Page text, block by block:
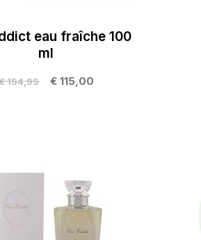
eau fraîche 100
ml
€ 115,00
154,95